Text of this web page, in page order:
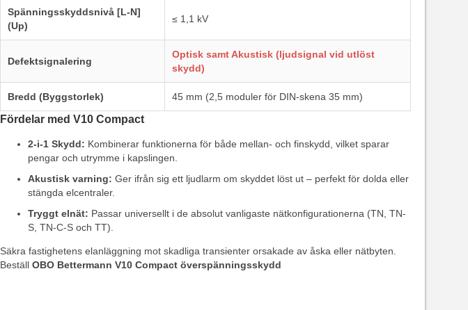
Spänningsskyddsnivå [L-N]
(Up)
≤ 1,1 kV
Defektsignalering
Optisk samt Akustisk (ljudsignal vid utlöst
skydd)
Bredd (Byggstorlek) 45 mm (2,5 moduler för DIN-skena 35 mm)
Fördelar med V10 Compact
2-i-1 Skydd: Kombinerar funktionerna för både mellan- och finskydd, vilket sparar
pengar och utrymme i kapslingen.
Akustisk varning: Ger ifrån sig ett ljudlarm om skyddet löst ut – perfekt för dolda eller
stängda elcentraler.
Tryggt elnät: Passar universellt i de absolut vanligaste nätkonfigurationerna (TN, TN-
S, TN-C-S och TT).
Säkra fastighetens elanläggning mot skadliga transienter orsakade av åska eller nätbyten.
Beställ OBO Bettermann V10 Compact överspänningsskydd